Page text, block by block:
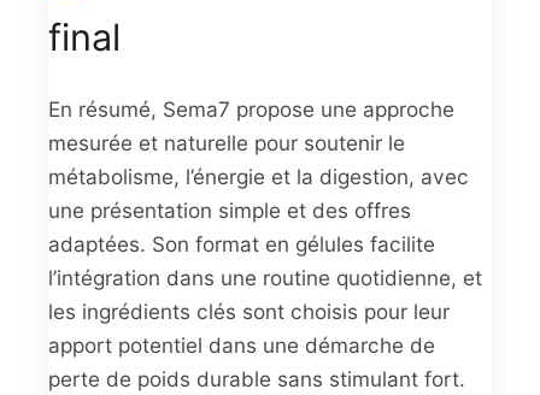
final
En résumé, Sema7 propose une approche
mesurée et naturelle pour soutenir le
métabolisme, l’énergie et la digestion, avec
une présentation simple et des offres
adaptées. Son format en gélules facilite
l’intégration dans une routine quotidienne, et
les ingrédients clés sont choisis pour leur
apport potentiel dans une démarche de
perte de poids durable sans stimulant fort.